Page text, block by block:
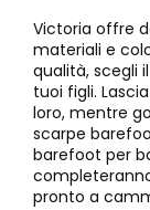
Victoria offre
materiali e
qualità, scegli
tuoi figli.
loro, mentre
scarpe
barefoot per
pronto a